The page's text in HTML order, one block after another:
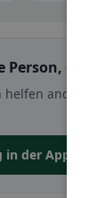
Person, die
helfen anderen
der App